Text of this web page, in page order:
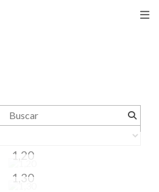
1,20
1,30